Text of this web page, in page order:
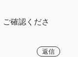
確認くださ
返信